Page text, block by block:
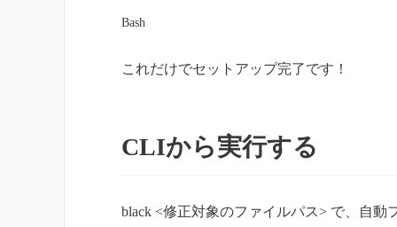
Bash
これだけでセットアップ完了です！
CLIから実行する
black <修正対象のファイルパス> で、自動